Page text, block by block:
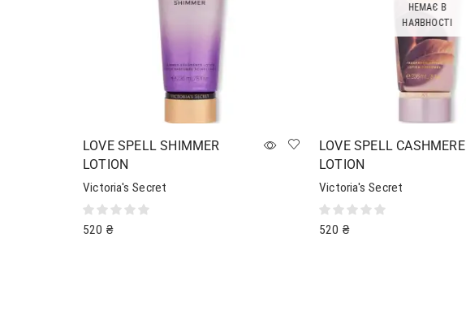
LOVE SPELL SHIMMER
LOTION
Victoria's Secret
520 ₴
НЕМАЄ В
НАЯВНОСТІ
LOVE SPELL CASHMERE
LOTION
Victoria's Secret
520 ₴